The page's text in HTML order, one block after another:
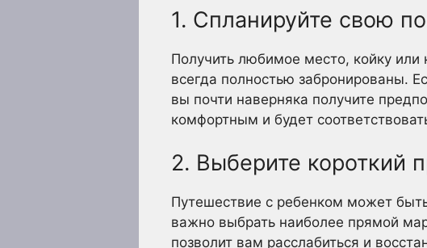
1. Спланируйте свою
Получить любимое место, койку
всегда полностью забронированы.
вы почти наверняка получите
комфортным и будет
2. Выберите короткий
Путешествие с ребенком может
важно выбрать наиболее прямой
позволит вам расслабиться и